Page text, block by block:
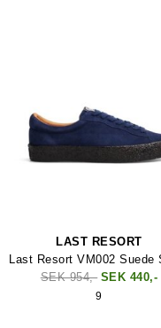
LAST RESORT
SEK 954,- SEK 440,-
9